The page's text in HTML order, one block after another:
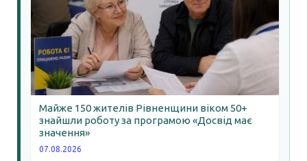
Майже 150 жителів Рівненщини віком 50+
знайшли роботу за програмою «Досвід має
значення»
07.08.2026